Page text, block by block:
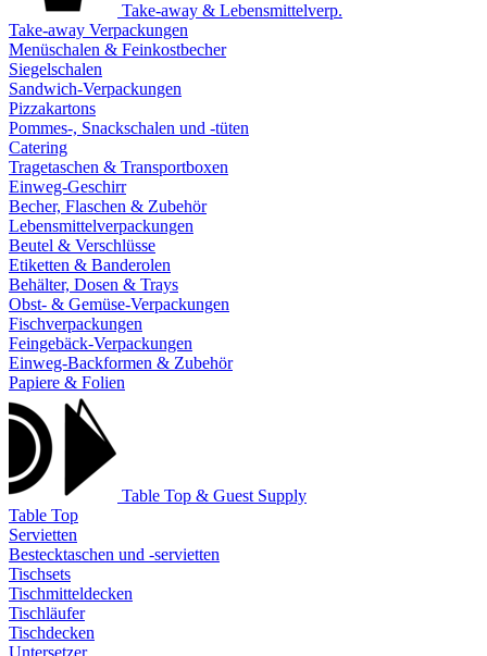
Take-away & Lebensmittelverp.
Take-away Verpackungen
Menüschalen & Feinkostbecher
Siegelschalen
Sandwich-Verpackungen
Pizzakartons
Pommes-, Snackschalen und -tüten
Catering
Tragetaschen & Transportboxen
Einweg-Geschirr
Becher, Flaschen & Zubehör
Lebensmittelverpackungen
Beutel & Verschlüsse
Etiketten & Banderolen
Behälter, Dosen & Trays
Obst- & Gemüse-Verpackungen
Fischverpackungen
Feingebäck-Verpackungen
Einweg-Backformen & Zubehör
Papiere & Folien
Table Top & Guest Supply
Table Top
Servietten
Bestecktaschen und -servietten
Tischsets
Tischmitteldecken
Tischläufer
Tischdecken